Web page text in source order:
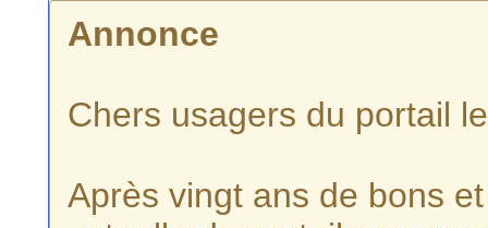
Annonce
Chers usagers du portail
Après vingt ans de bons